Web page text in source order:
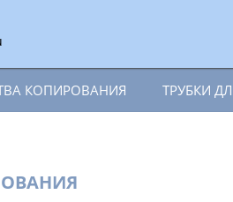
КОПИРОВАНИЯ ТРУБКИ